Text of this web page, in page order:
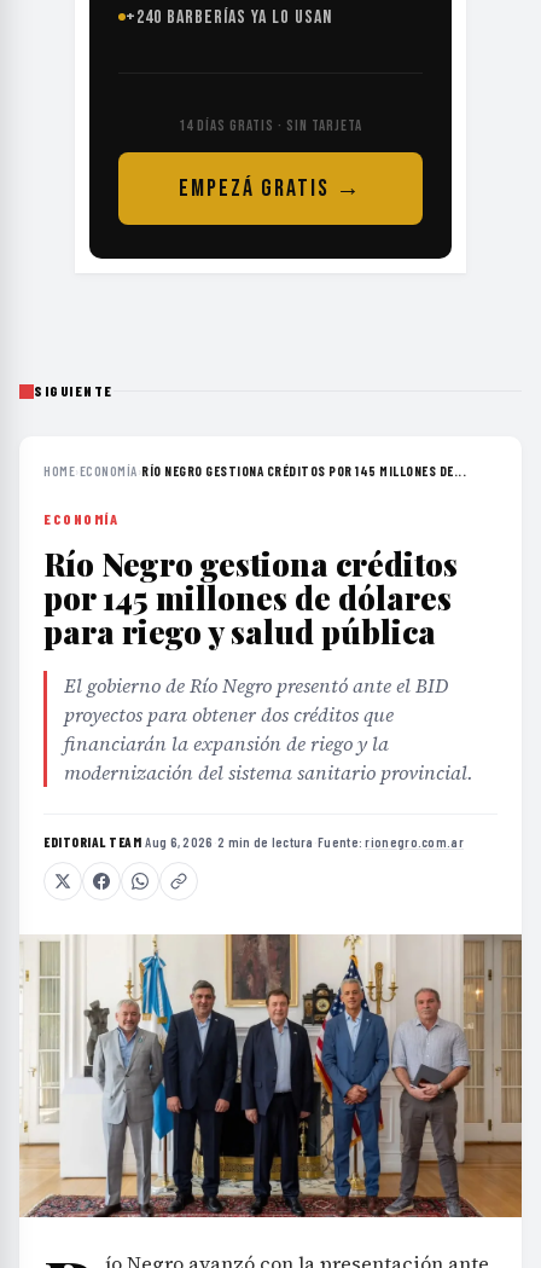
+240 BARBERÍAS YA LO USAN
14 DÍAS GRATIS · SIN TARJETA
EMPEZÁ GRATIS →
SIGUIENTE
HOME›ECONOMÍA›RÍO NEGRO GESTIONA CRÉDITOS POR 145 MILLONES DE...
ECONOMÍA
Río Negro gestiona créditos
por 145 millones de dólares
para riego y salud pública
El gobierno de Río Negro presentó ante el BID
proyectos para obtener dos créditos que
financiarán la expansión de riego y la
modernización del sistema sanitario provincial.
EDITORIAL TEAM·Aug 6, 2026 ·2 min de lectura ·Fuente:rionegro.com.ar